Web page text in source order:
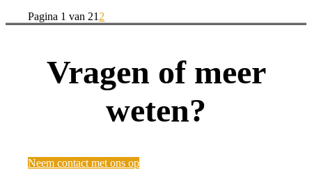
Pagina 1 van 21 2
Vragen of meer
weten?
Neem contact met ons op